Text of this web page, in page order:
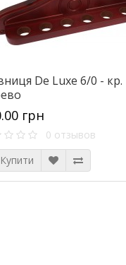
De Luxe 6/0 - кр.
грн
0 отзывов
Купити